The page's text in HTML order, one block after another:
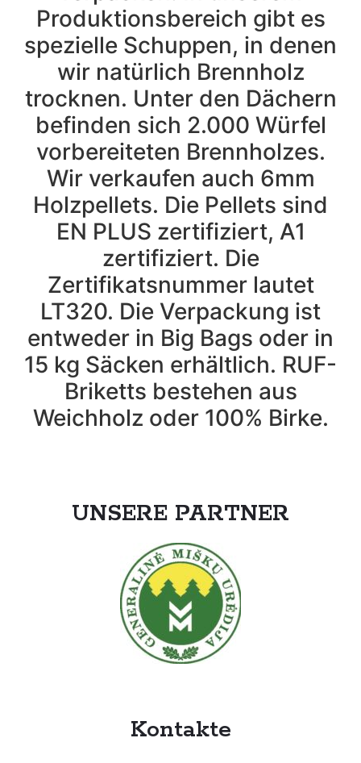
Produktionsbereich gibt es
spezielle Schuppen, in denen
wir natürlich Brennholz
trocknen. Unter den Dächern
befinden sich 2.000 Würfel
vorbereiteten Brennholzes.
Wir verkaufen auch 6mm
Holzpellets. Die Pellets sind
EN PLUS zertifiziert, A1
zertifiziert. Die
Zertifikatsnummer lautet
LT320. Die Verpackung ist
entweder in Big Bags oder in
15 kg Säcken erhältlich. RUF-
Briketts bestehen aus
Weichholz oder 100% Birke.
UNSERE PARTNER
Kontakte